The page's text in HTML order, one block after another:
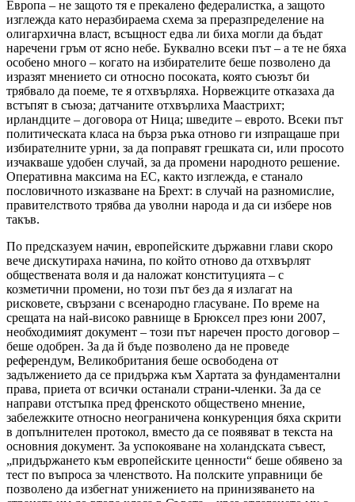
Европа – не защото тя е прекалено федералистка, а защото
изглежда като неразбираема схема за преразпределение на
олигархична власт, всъщност едва ли биха могли да бъдат
наречени гръм от ясно небе. Буквално всеки път – а те не бяха
особено много – когато на избирателите беше позволено да
изразят мнението си относно посоката, която съюзът би
трябвало да поеме, те я отхвърляха. Норвежците отказаха да
встъпят в съюза; датчаните отхвърлиха Маастрихт;
ирландците – договора от Ница; шведите – еврото. Всеки път
политическата класа на бърза ръка отново ги изпращаше при
избирателните урни, за да поправят грешката си, или просото
изчакваше удобен случай, за да промени народното решение.
Оперативна максима на ЕС, както изглежда, е станало
пословичното изказване на Брехт: в случай на разномислие,
правителството трябва да уволни народа и да си избере нов
такъв.
По предсказуем начин, европейските държавни глави скоро
вече дискутираха начина, по който отново да отхвърлят
обществената воля и да наложат конституцията – с
козметични промени, но този път без да я излагат на
рисковете, свързани с всенародно гласуване. По време на
срещата на най-високо равнище в Брюксел през юни 2007,
необходимият документ – този път наречен просто договор –
беше одобрен. За да й бъде позволено да не проведе
референдум, Великобритания беше освободена от
задължението да се придържа към Хартата за фундаментални
права, приета от всички останали страни-членки. За да се
направи отстъпка пред френското обществено мнение,
забележките относно неограничена конкуренция бяха скрити
в допълнителен протокол, вместо да се появяват в текста на
основния документ. За успокояване на холандската съвест,
„придържането към европейските ценности“ беше обявено за
тест по въпроса за членството. На полските управници бе
позволено да избегнат унижението на принизяването на